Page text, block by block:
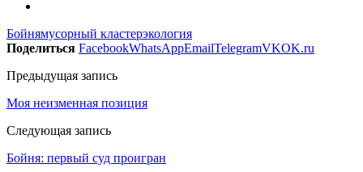
Бойнямусорный кластерэкология
Поделиться FacebookWhatsAppEmailTelegramVKOK.ru
Предыдущая запись
Моя неизменная позиция
Следующая запись
Бойня: первый суд проигран